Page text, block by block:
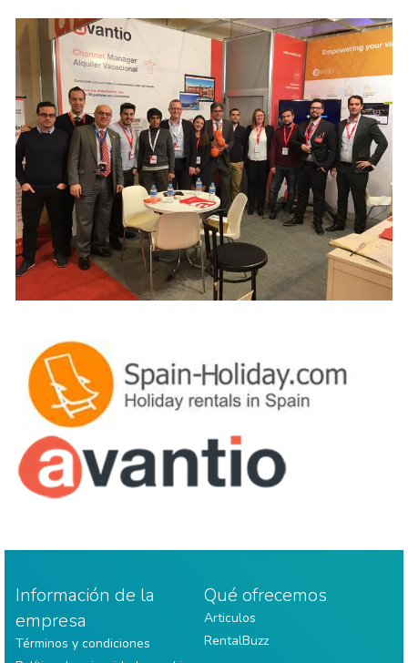
Información de la
empresa
Términos y condiciones
Qué ofrecemos
Articulos
RentalBuzz